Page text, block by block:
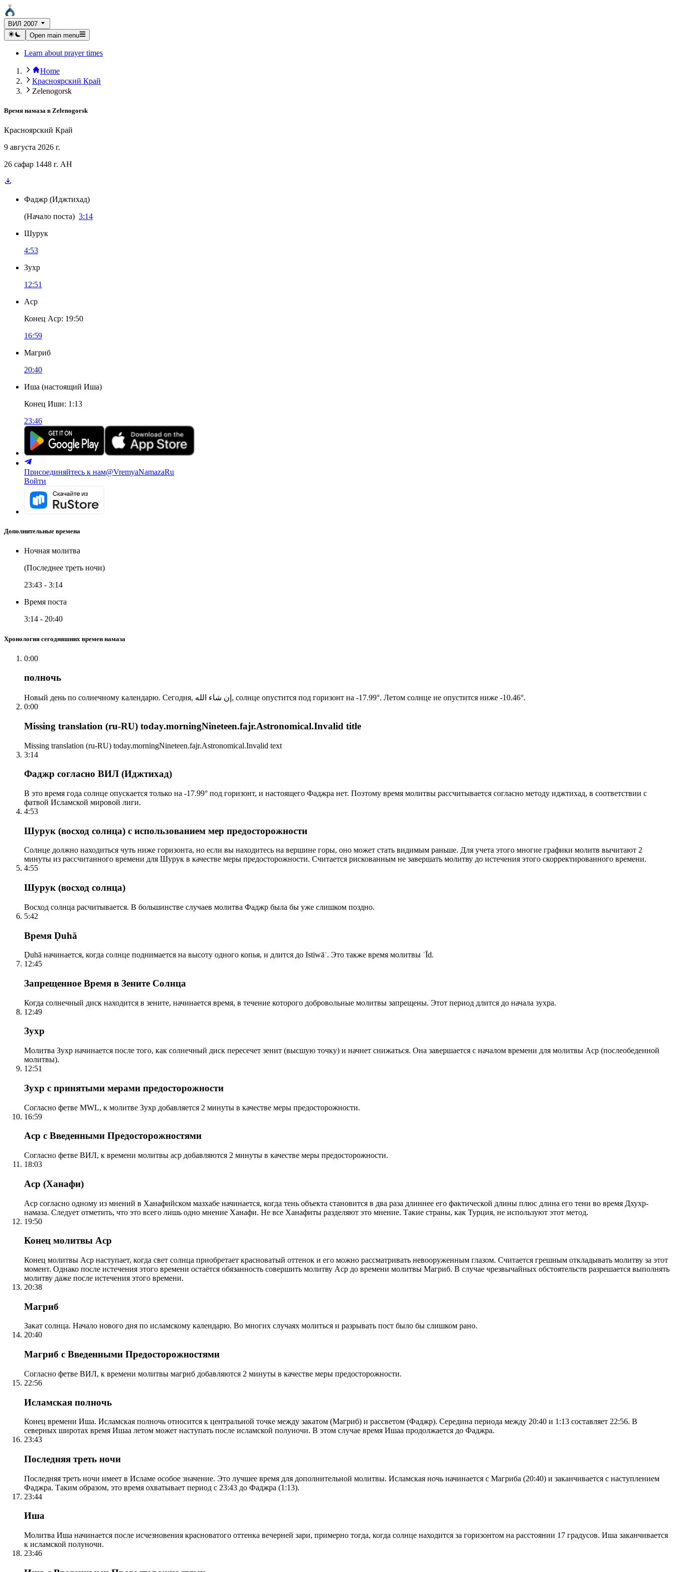
ВИЛ 2007
Open main menu
Learn about prayer times
Home
Красноярский Край
Zelenogorsk
Время намаза в Zelenogorsk
Красноярский Край
9 августа 2026 г.
26 сафар 1448 г. AH
Фаджр (Иджтихад)
(Начало поста) 3:14
Шурук
4:53
Зухр
12:51
Аср
Конец Аср: 19:50
16:59
Магриб
20:40
Иша (настоящий Иша)
Конец Иши: 1:13
23:46
Присоединяйтесь к нам@VremyaNamazaRu
Войти
Дополнительные времена
Ночная молитва
(Последнее треть ночи)
23:43 - 3:14
Время поста
3:14 - 20:40
Хронология сегодняшних времен намаза
0:00
полночь
Новый день по солнечному календарю. Сегодня, إن شاء الله, солнце опустится под горизонт на -17.99°. Летом солнце не опустится ниже -10.46°.
0:00
Missing translation (ru-RU) today.morningNineteen.fajr.Astronomical.Invalid title
Missing translation (ru-RU) today.morningNineteen.fajr.Astronomical.Invalid text
3:14
Фаджр согласно ВИЛ (Иджтихад)
В это время года солнце опускается только на -17.99° под горизонт, и настоящего Фаджра нет. Поэтому время молитвы рассчитывается согласно методу иджтихад, в соответствии с
фатвой Исламской мировой лиги.
4:53
Шурук (восход солнца) с использованием мер предосторожности
Солнце должно находиться чуть ниже горизонта, но если вы находитесь на вершине горы, оно может стать видимым раньше. Для учета этого многие графики молитв вычитают 2
минуты из рассчитанного времени для Шурук в качестве меры предосторожности. Считается рискованным не завершать молитву до истечения этого скорректированного времени.
4:55
Шурук (восход солнца)
Восход солнца расчитывается. В большинстве случаев молитва Фаджр была бы уже слишком поздно.
5:42
Время Ḍuhā
Ḍuhā начинается, когда солнце поднимается на высоту одного копья, и длится до Istiwāʾ. Это также время молитвы ʿĪd.
12:45
Запрещенное Время в Зените Солнца
Когда солнечный диск находится в зените, начинается время, в течение которого добровольные молитвы запрещены. Этот период длится до начала зухра.
12:49
Зухр
Молитва Зухр начинается после того, как солнечный диск пересечет зенит (высшую точку) и начнет снижаться. Она завершается с началом времени для молитвы Аср (послеобеденной
молитвы).
12:51
Зухр с принятыми мерами предосторожности
Согласно фетве MWL, к молитве Зухр добавляется 2 минуты в качестве меры предосторожности.
16:59
Аср с Введенными Предосторожностями
Согласно фетве ВИЛ, к времени молитвы аср добавляются 2 минуты в качестве меры предосторожности.
18:03
Аср (Ханафи)
Аср согласно одному из мнений в Ханафийском мазхабе начинается, когда тень объекта становится в два раза длиннее его фактической длины плюс длина его тени во время Дхухр-
намаза. Следует отметить, что это всего лишь одно мнение Ханафи. Не все Ханафиты разделяют это мнение. Такие страны, как Турция, не используют этот метод.
19:50
Конец молитвы Аср
Конец молитвы Аср наступает, когда свет солнца приобретает красноватый оттенок и его можно рассматривать невооруженным глазом. Считается грешным откладывать молитву за этот
момент. Однако после истечения этого времени остаётся обязанность совершить молитву Аср до времени молитвы Магриб. В случае чрезвычайных обстоятельств разрешается выполнять
молитву даже после истечения этого времени.
20:38
Магриб
Закат солнца. Начало нового дня по исламскому календарю. Во многих случаях молиться и разрывать пост было бы слишком рано.
20:40
Магриб с Введенными Предосторожностями
Согласно фетве ВИЛ, к времени молитвы магриб добавляются 2 минуты в качестве меры предосторожности.
22:56
Исламская полночь
Конец времени Иша. Исламская полночь относится к центральной точке между закатом (Магриб) и рассветом (Фаджр). Середина периода между 20:40 и 1:13 составляет 22:56. В
северных широтах время Ишаа летом может наступать после исламской полуночи. В этом случае время Ишаа продолжается до Фаджра.
23:43
Последняя треть ночи
Последняя треть ночи имеет в Исламе особое значение. Это лучшее время для дополнительной молитвы. Исламская ночь начинается с Магриба (20:40) и заканчивается с наступлением
Фаджра. Таким образом, это время охватывает период с 23:43 до Фаджра (1:13).
23:44
Иша
Молитва Иша начинается после исчезновения красноватого оттенка вечерней зари, примерно тогда, когда солнце находится за горизонтом на расстоянии 17 градусов. Иша заканчивается
к исламской полуночи.
23:46